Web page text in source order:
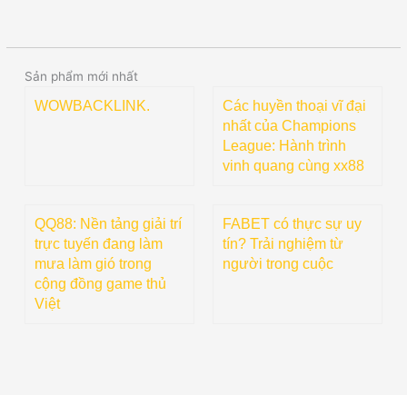
Sản phẩm mới nhất
WOWBACKLINK.
Các huyền thoại vĩ đại
nhất của Champions
League: Hành trình
vinh quang cùng xx88
QQ88: Nền tảng giải trí
trực tuyến đang làm
mưa làm gió trong
cộng đồng game thủ
Việt
FABET có thực sự uy
tín? Trải nghiệm từ
người trong cuộc